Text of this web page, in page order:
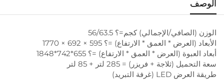
الوصف
الوزن (الصافي/الإجمالي) كجم=؟ 56/63.5
الأبعاد (العرض * العمق * الارتفاع) =؟ 595 × 692 × 1770
أبعاد العبوة (العرض * العمق * الارتفاع) =؟ 655*742*1848
سعة التحميل (ثلاجة + فريزر) = 285 لتر + 85 لتر
طريقة العرض LED (غرفة التبريد)